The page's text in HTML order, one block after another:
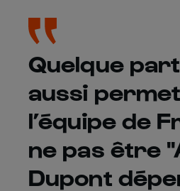
Quelque
aussi
l’équipe de
ne pas être
Dupont